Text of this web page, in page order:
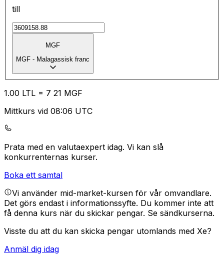
till
MGF
MGF - Malagassisk franc
1.00 LTL = 7 21 MGF
Mittkurs vid 08:06 UTC
Prata med en valutaexpert idag. Vi kan slå
konkurrenternas kurser.
Boka ett samtal
Vi använder mid-market-kursen för vår omvandlare.
Det görs endast i informationssyfte. Du kommer inte att
få denna kurs när du skickar pengar. Se sändkurserna.
Visste du att du kan skicka pengar utomlands med Xe?
Anmäl dig idag